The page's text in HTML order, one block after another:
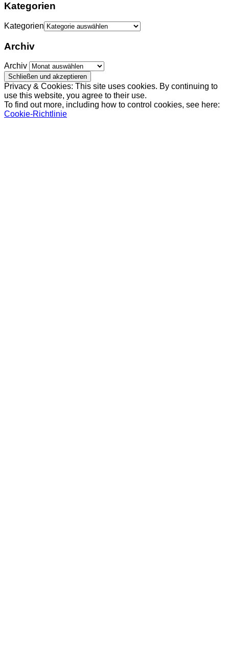
Kategorien
Kategorien
Archiv
Archiv
Privacy & Cookies: This site uses cookies. By continuing to
use this website, you agree to their use.
To find out more, including how to control cookies, see here:
Cookie-Richtlinie